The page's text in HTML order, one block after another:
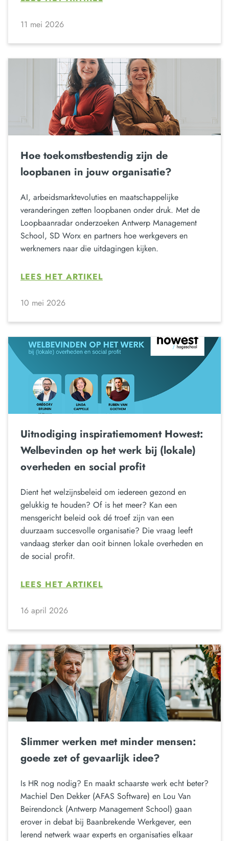
11 mei 2026
Hoe toekomstbestendig zijn de
loopbanen in jouw organisatie?
AI, arbeidsmarktevoluties en maatschappelijke
veranderingen zetten loopbanen onder druk. Met de
Loopbaanradar onderzoeken Antwerp Management
School, SD Worx en partners hoe werkgevers en
werknemers naar die uitdagingen kijken.
LEES HET ARTIKEL
10 mei 2026
Uitnodiging inspiratiemoment Howest:
Welbevinden op het werk bij (lokale)
overheden en social profit
Dient het welzijnsbeleid om iedereen gezond en
gelukkig te houden? Of is het meer? Kan een
mensgericht beleid ook dé troef zijn van een
duurzaam succesvolle organisatie? Die vraag leeft
vandaag sterker dan ooit binnen lokale overheden en
de social profit.
LEES HET ARTIKEL
16 april 2026
Slimmer werken met minder mensen:
goede zet of gevaarlijk idee?
Is HR nog nodig? En maakt schaarste werk echt beter?
Machiel Den Dekker (AFAS Software) en Lou Van
Beirendonck (Antwerp Management School) gaan
erover in debat bij Baanbrekende Werkgever, een
lerend netwerk waar experts en organisaties elkaar